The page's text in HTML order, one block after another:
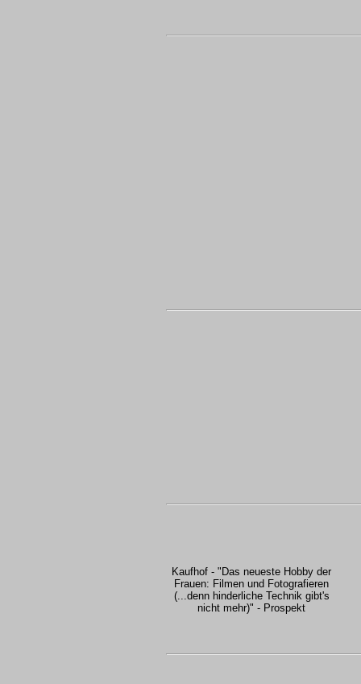
Kaufhof - "Das neueste Hobby der
Frauen: Filmen und Fotografieren
(...denn hinderliche Technik gibt's
nicht mehr)" - Prospekt